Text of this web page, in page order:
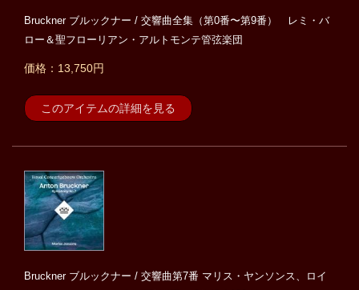
Bruckner ブルックナー / 交響曲全集（第0番〜第9番） レミ・バ
ロー＆聖フローリアン・アルトモンテ管弦楽団
価格：13,750円
このアイテムの詳細を見る
Bruckner ブルックナー / 交響曲第7番 マリス・ヤンソンス、ロイ